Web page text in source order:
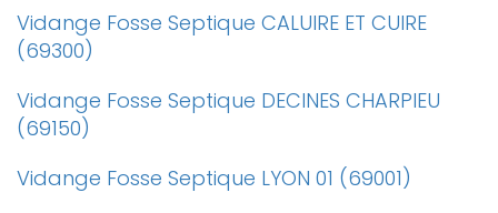
Vidange Fosse Septique CALUIRE ET CUIRE
(69300)
Vidange Fosse Septique DECINES CHARPIEU
(69150)
Vidange Fosse Septique LYON 01 (69001)